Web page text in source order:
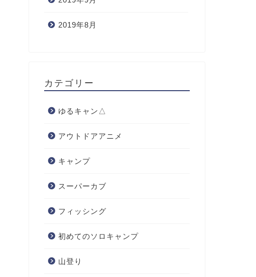
2019年8月
カテゴリー
ゆるキャン△
アウトドアアニメ
キャンプ
スーパーカブ
フィッシング
初めてのソロキャンプ
山登り